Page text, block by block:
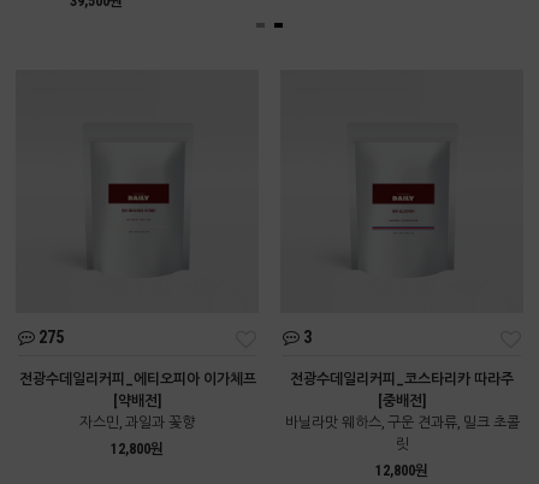
275
전광수데일리커피_에티오피아 이가체프
[약배전]
자스민, 과일과 꽃향
12,800원
3
전광수데일리커피_코스타리카 따라주
[중배전]
바닐라맛 웨하스, 구운 견과류, 밀크 초콜
릿
12,800원